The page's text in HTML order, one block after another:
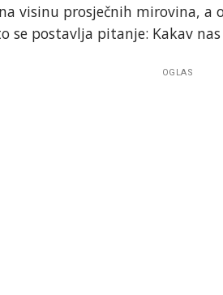
visinu prosječnih mirovina,
se postavlja pitanje: Kakav
OGLAS